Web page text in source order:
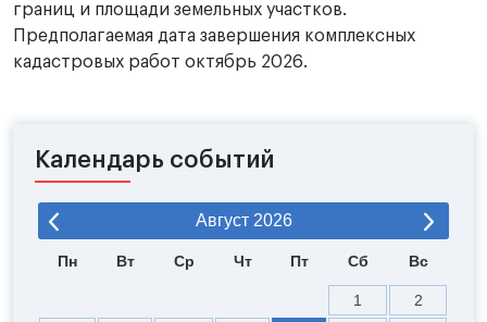
границ и площади земельных участков.
Предполагаемая дата завершения комплексных
кадастровых работ октябрь 2026.
Календарь событий
Август 2026
Пн Вт Ср Чт Пт Сб Вс
1
2